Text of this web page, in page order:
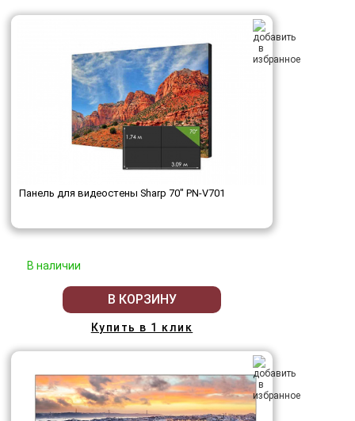
Панель для видеостены Sharp 70" PN-V701
В наличии
В КОРЗИНУ
Купить в 1 клик